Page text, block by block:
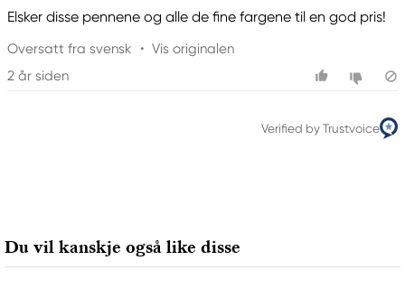
Elsker disse pennene og alle de fine fargene til en god pris!
Oversatt fra svensk • Vis originalen
2 år siden
Verified by Trustvoice
Du vil kanskje også like disse